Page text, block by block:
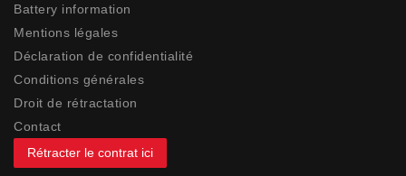
Battery information
Mentions légales
Déclaration de confidentialité
Conditions générales
Droit de rétractation
Contact
Rétracter le contrat ici